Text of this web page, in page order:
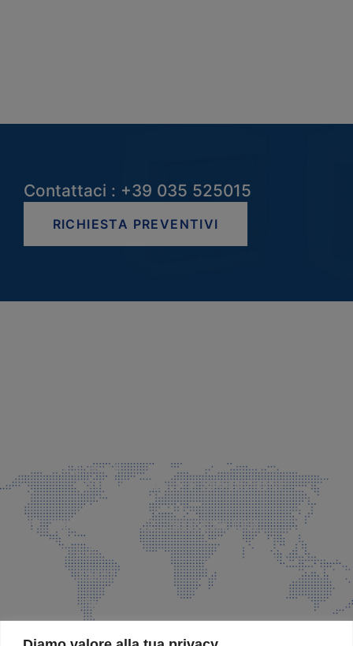
Contattaci : +39 035 525015
RICHIESTA PREVENTIVI
info@faeg.it
COMMERCIALE E SPEDIZIONI
Via Padre Elzi, 32 Grassobbio (BG)
035 525015
035 335037
info@faeg.it
SITE MAP